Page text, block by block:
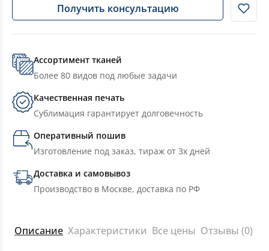
Получить консультацию
Ассортимент тканей
Более 80 видов под любые задачи
Качественная печать
Сублимация гарантирует долговечность
Оперативный пошив
Изготовление под заказ, тираж от 3х дней
Доставка и самовывоз
Производство в Москве, доставка по РФ
Описание Характеристики Все цены Отзывы (0)